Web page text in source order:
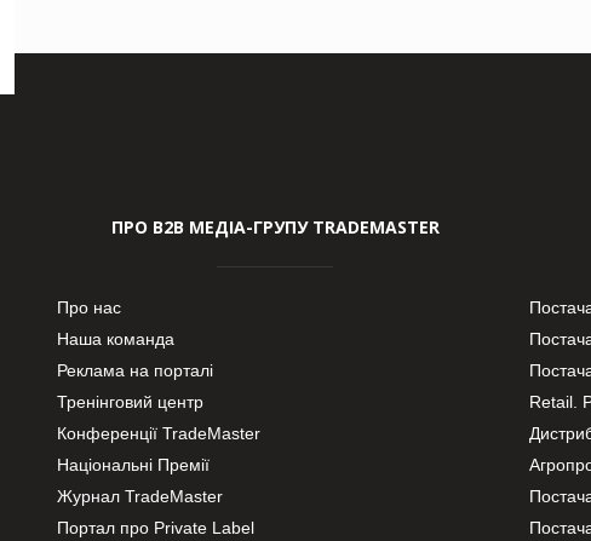
ПРО В2В МЕДІА-ГРУПУ TRADEMASTER
Про нас
Наша команда
Реклама на порталі
Тренінговий центр
Конференції TradeMaster
Національні Премії
Журнал TradeMaster
Портал про Private Label
Retail.